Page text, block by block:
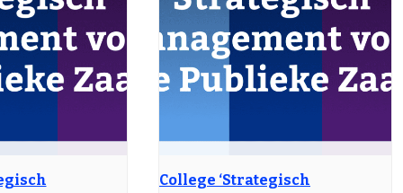
College ‘Strategisch